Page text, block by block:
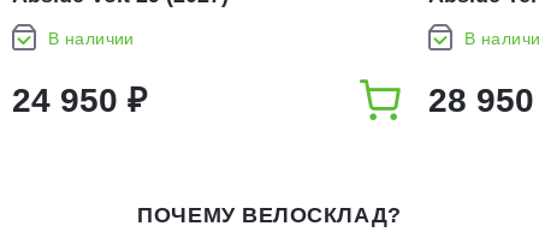
В наличии
24 950 ₽
В
28
ПОЧЕМУ ВЕЛОСКЛАД?